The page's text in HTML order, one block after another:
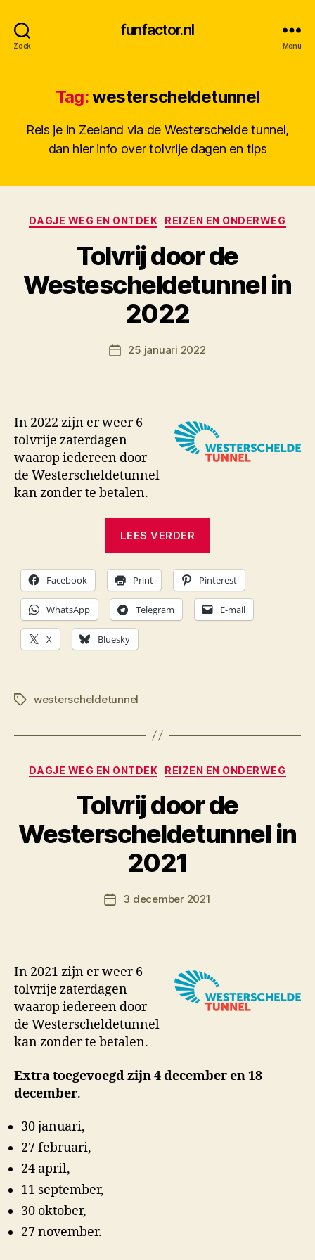
Zoek
funfactor.nl
Menu
Tag:westerscheldetunnel
Reis je in Zeeland via de Westerschelde tunnel,
dan hier info over tolvrije dagen en tips
Categorieën
DAGJE WEG EN ONTDEK REIZEN EN ONDERWEG
Tolvrij door de
Westescheldetunnel in
2022
Berichtauteur
D
o
r
Berichtdatum
25 januari 2022
In 2022 zijn er weer 6
tolvrije zaterdagen
waarop iedereen door
de Westerscheldetunnel
kan zonder te betalen.
LEES VERDER
in
2022”
Facebook Print Pinterest
WhatsApp Telegram E-mail
X Bluesky
Tagswesterscheldetunnel
Categorieën
DAGJE WEG EN ONTDEK REIZEN EN ONDERWEG
Tolvrij door de
Westerscheldetunnel in
2021
Berichtauteur
D
r
Berichtdatum
3 december 2021
In 2021 zijn er weer 6
tolvrije zaterdagen
waarop iedereen door
de Westerscheldetunnel
kan zonder te betalen.
Extra toegevoegd zijn 4 december en 18
december.
30 januari,
27 februari,
24 april,
11 september,
30 oktober,
27 november.